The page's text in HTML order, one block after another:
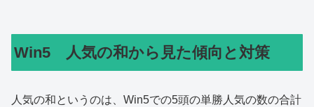
Win5 人気の和から見た傾向と対策
人気の和というのは、Win5での5頭の単勝人気の数の合計